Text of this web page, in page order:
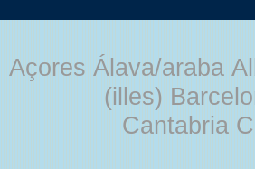
Açores Álava/araba
(illes)
Cantabria